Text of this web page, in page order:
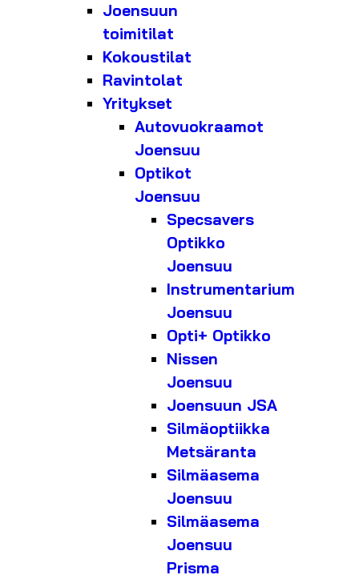
Joensuun
toimitilat
Kokoustilat
Ravintolat
Yritykset
Autovuokraamot
Joensuu
Optikot
Joensuu
Specsavers
Optikko
Joensuu
Instrumentarium
Joensuu
Opti+ Optikko
Nissen
Joensuu
Joensuun JSA
Silmäoptiikka
Metsäranta
Silmäasema
Joensuu
Silmäasema
Joensuu
Prisma